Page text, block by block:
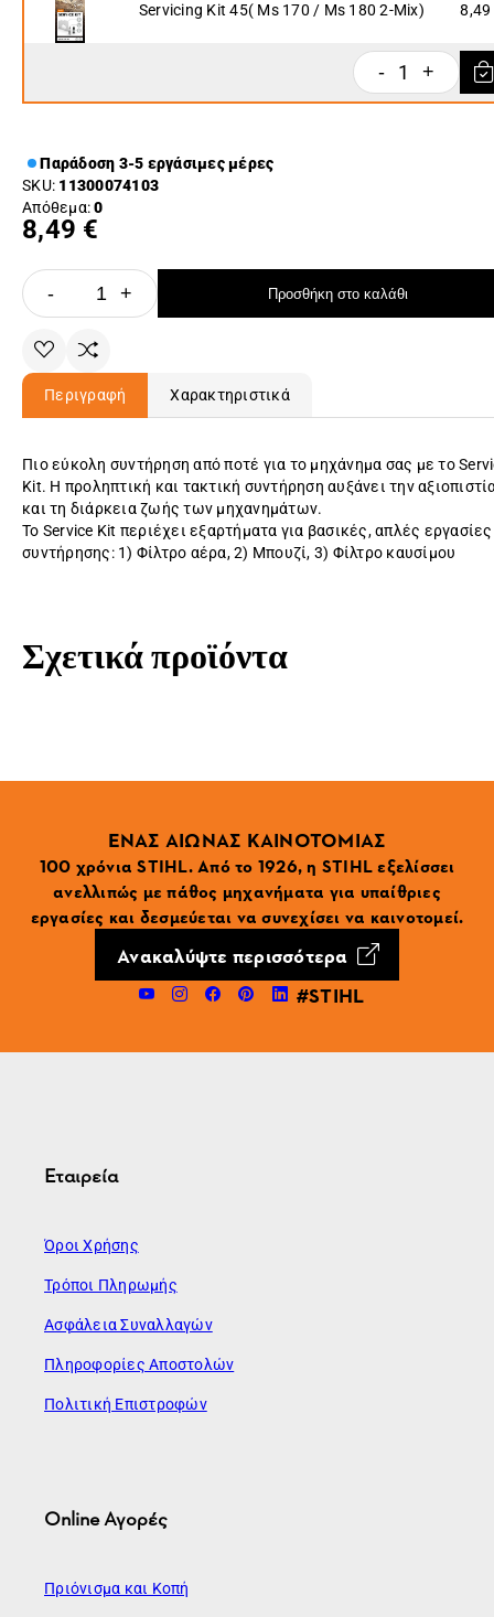
Servicing Kit 45( Ms 170 / Ms 180 2-Mix) 8,49
- 1 +
Παράδοση 3-5 εργάσιμες μέρες
SKU: 11300074103
Απόθεμα:0
8,49 €
- + Προσθήκη στο καλάθι
Περιγραφή Χαρακτηριστικά
Πιο εύκολη συντήρηση από ποτέ για το μηχάνημα σας με το
Kit. Η προληπτική και τακτική συντήρηση αυξάνει την
και τη διάρκεια ζωής των μηχανημάτων.
Το Service Kit περιέχει εξαρτήματα για βασικές, απλές εργασίες
συντήρησης: 1) Φίλτρο αέρα, 2) Μπουζί, 3) Φίλτρο καυσίμου
Σχετικά προϊόντα
ΕΝΑΣ ΑΙΩΝΑΣ ΚΑΙΝΟΤΟΜΙΑΣ
100 χρόνια STIHL. Από το 1926, η STIHL εξελίσσει
ανελλιπώς με πάθος μηχανήματα για υπαίθριες
εργασίες και δεσμεύεται να συνεχίσει να καινοτομεί.
Ανακαλύψτε περισσότερα
#STIHL
Εταιρεία
Όροι Χρήσης
Τρόποι Πληρωμής
Ασφάλεια Συναλλαγών
Πληροφορίες Αποστολών
Πολιτική Επιστροφών
Online Αγορές
Πριόνισμα και Κοπή